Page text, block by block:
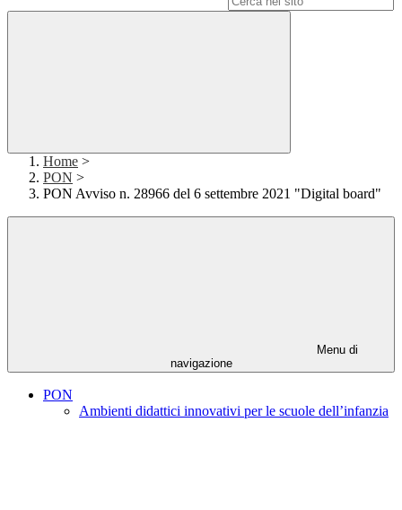
Home >
PON >
PON Avviso n. 28966 del 6 settembre 2021 "Digital board"
Menu di
navigazione
PON
Ambienti didattici innovativi per le scuole dell’infanzia